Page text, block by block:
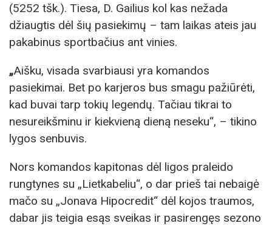
(5252 tšk.). Tiesa, D. Gailius kol kas nežada
džiaugtis dėl šių pasiekimų – tam laikas ateis jau
pakabinus sportbačius ant vinies.
„Aišku, visada svarbiausi yra komandos
pasiekimai. Bet po karjeros bus smagu pažiūrėti,
kad buvai tarp tokių legendų. Tačiau tikrai to
nesureikšminu ir kiekvieną dieną neseku“, – tikino
lygos senbuvis.
Nors komandos kapitonas dėl ligos praleido
rungtynes su „Lietkabeliu“, o dar prieš tai nebaigė
mačo su „Jonava Hipocredit“ dėl kojos traumos,
dabar jis teigia esąs sveikas ir pasirengęs sezono